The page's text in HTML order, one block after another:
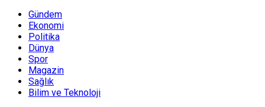
Gündem
Ekonomi
Politika
Dünya
Spor
Magazin
Sağlık
Bilim ve Teknoloji